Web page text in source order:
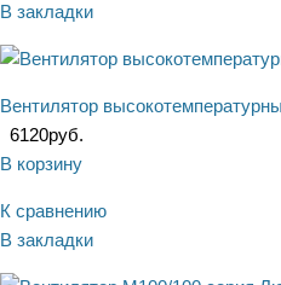
В закладки
Вентилятор
6120руб.
В корзину
К сравнению
В закладки